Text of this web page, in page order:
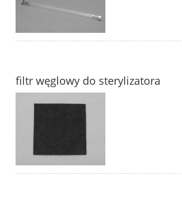
filtr węglowy do sterylizatora